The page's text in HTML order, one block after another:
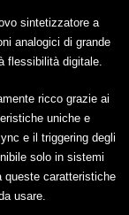
sintetizzatore a
analogici di grande
flessibilità digitale.
ricco grazie ai
uniche e
e il triggering degli
solo in sistemi
queste caratteristiche
usare.